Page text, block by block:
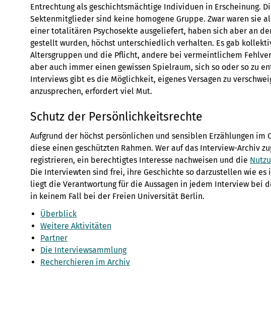
Entrechtung als geschichtsmächtige Individuen in Erscheinung.
Sektenmitglieder sind keine homogene Gruppe. Zwar waren sie
einer totalitären Psychosekte ausgeliefert, haben sich aber an
gestellt wurden, höchst unterschiedlich verhalten. Es gab
Altersgruppen und die Pflicht, andere bei vermeintlichem
aber auch immer einen gewissen Spielraum, sich so oder so zu
Interviews gibt es die Möglichkeit, eigenes Versagen zu
anzusprechen, erfordert viel Mut.
Schutz der Persönlichkeitsrechte
Aufgrund der höchst persönlichen und sensiblen Erzählungen im
diese einen geschützten Rahmen. Wer auf das Interview-Archiv
registrieren, ein berechtigtes Interesse nachweisen und die
Die Interviewten sind frei, ihre Geschichte so darzustellen wie
liegt die Verantwortung für die Aussagen in jedem Interview bei
in keinem Fall bei der Freien Universität Berlin.
Überblick
Weitere Aktivitäten
Partner
Die Interviewsammlung
Recherchieren im Archiv